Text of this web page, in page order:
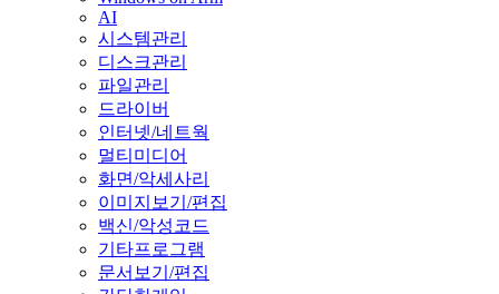
AI
시스템관리
디스크관리
파일관리
드라이버
인터넷/네트웍
멀티미디어
화면/악세사리
이미지보기/편집
백신/악성코드
기타프로그램
문서보기/편집